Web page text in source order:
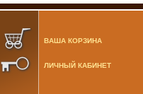
ВАША КОРЗИНА
ЛИЧНЫЙ КАБИНЕТ